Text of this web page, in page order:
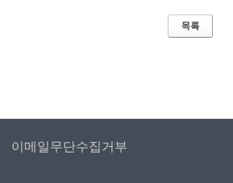
이메일무단수집거부